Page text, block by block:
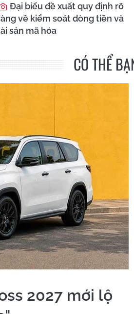
Đại biểu đề xuất quy định rõ
về kiểm soát dòng tiền và
sản mã hóa
CÓ THỂ
2027 mới lộ